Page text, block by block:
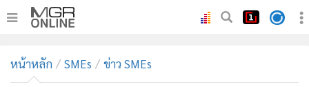
ทันเหตุการณ์
หน้าหลัก SMEs ข่าว SMEs